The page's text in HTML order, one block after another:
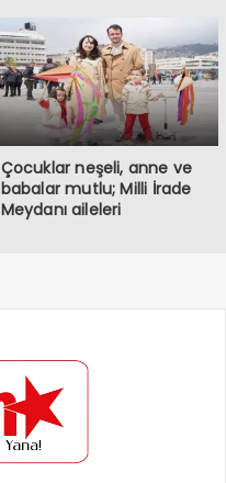
Çocuklar neşeli, anne ve
babalar mutlu; Milli İrade
Meydanı aileleri